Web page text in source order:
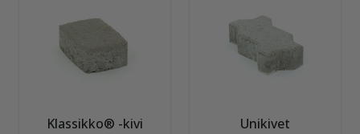
Klassikko® -kivi
Unikivet